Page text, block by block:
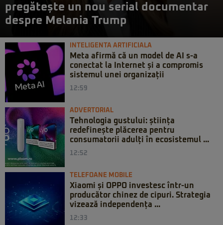
pregătește un nou serial documentar
despre Melania Trump
INTELIGENTA ARTIFICIALA
Meta afirmă că un model de AI s-a
conectat la Internet și a compromis
sistemul unei organizații
12:59
ADVERTORIAL
Tehnologia gustului: știința
redefinește plăcerea pentru
consumatorii adulți în ecosistemul ...
12:52
TELEFOANE MOBILE
Xiaomi și OPPO investesc într-un
producător chinez de cipuri. Strategia
vizează independența ...
12:33